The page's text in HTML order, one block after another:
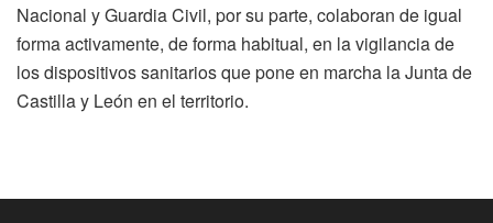
Nacional y Guardia Civil, por su parte, colaboran de igual
forma activamente, de forma habitual, en la vigilancia de
los dispositivos sanitarios que pone en marcha la Junta de
Castilla y León en el territorio.